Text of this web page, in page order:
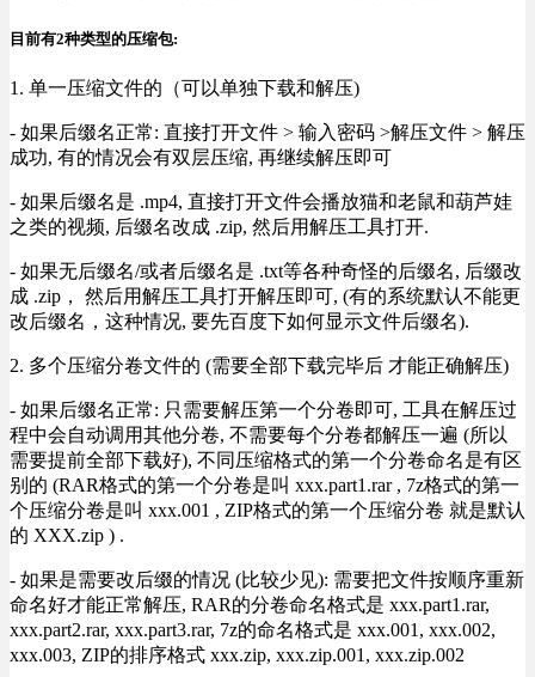
目前有2种类型的压缩包:
1. 单一压缩文件的（可以单独下载和解压)
- 如果后缀名正常: 直接打开文件 > 输入密码 >解压文件 > 解压
成功, 有的情况会有双层压缩, 再继续解压即可
- 如果后缀名是 .mp4, 直接打开文件会播放猫和老鼠和葫芦娃
之类的视频, 后缀名改成 .zip, 然后用解压工具打开.
- 如果无后缀名/或者后缀名是 .txt等各种奇怪的后缀名, 后缀改
成 .zip， 然后用解压工具打开解压即可, (有的系统默认不能更
改后缀名，这种情况, 要先百度下如何显示文件后缀名).
2. 多个压缩分卷文件的 (需要全部下载完毕后 才能正确解压)
- 如果后缀名正常: 只需要解压第一个分卷即可, 工具在解压过
程中会自动调用其他分卷, 不需要每个分卷都解压一遍 (所以
需要提前全部下载好), 不同压缩格式的第一个分卷命名是有区
别的 (RAR格式的第一个分卷是叫 xxx.part1.rar , 7z格式的第一
个压缩分卷是叫 xxx.001 , ZIP格式的第一个压缩分卷 就是默认
的 XXX.zip ) .
- 如果是需要改后缀的情况 (比较少见): 需要把文件按顺序重新
命名好才能正常解压, RAR的分卷命名格式是 xxx.part1.rar,
xxx.part2.rar, xxx.part3.rar, 7z的命名格式是 xxx.001, xxx.002,
xxx.003, ZIP的排序格式 xxx.zip, xxx.zip.001, xxx.zip.002